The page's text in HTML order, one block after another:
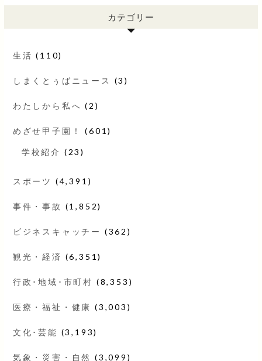
カテゴリー
生活 (110)
しまくとぅばニュース (3)
わたしから私へ (2)
めざせ甲子園！ (601)
学校紹介 (23)
スポーツ (4,391)
事件・事故 (1,852)
ビジネスキャッチー (362)
観光・経済 (6,351)
行政･地域･市町村 (8,353)
医療・福祉・健康 (3,003)
文化･芸能 (3,193)
気象・災害・自然 (3,099)